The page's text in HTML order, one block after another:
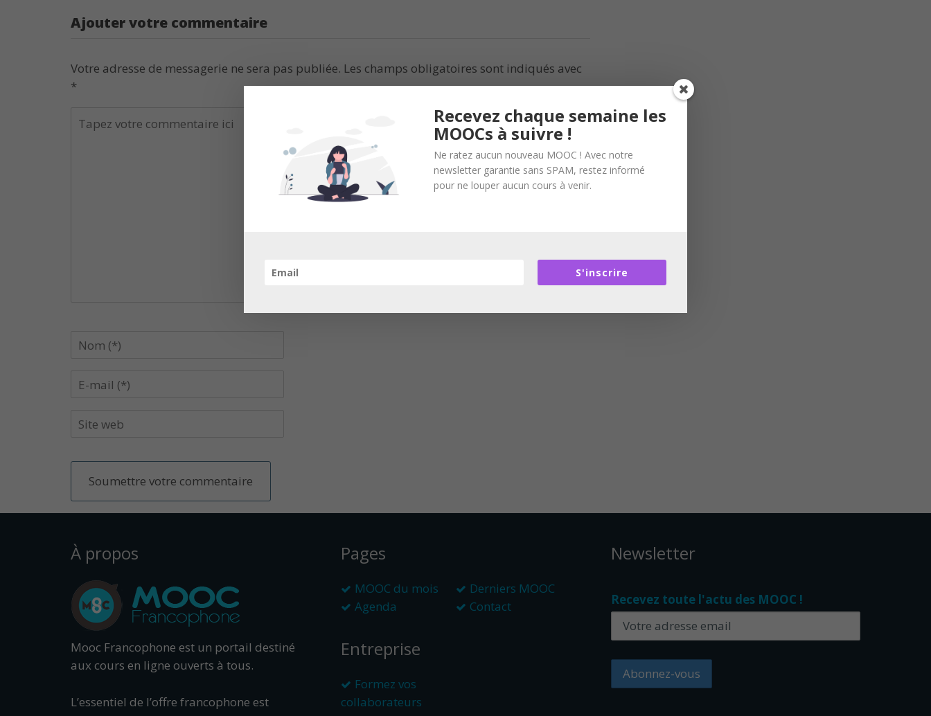
Ajouter votre commentaire
Votre adresse de messagerie ne sera pas publiée. Les champs obligatoires sont indiqués avec
*
À propos
Mooc Francophone est un portail destiné
aux cours en ligne ouverts à tous.
L’essentiel de l’offre francophone est
Pages
MOOC du mois
Derniers MOOC
Agenda
Contact
Entreprise
Formez vos
collaborateurs
Newsletter
Recevez toute l'actu des MOOC !
Recevez chaque semaine les
MOOCs à suivre !
Ne ratez aucun nouveau MOOC ! Avec notre
newsletter garantie sans SPAM, restez informé
pour ne louper aucun cours à venir.
S'inscrire